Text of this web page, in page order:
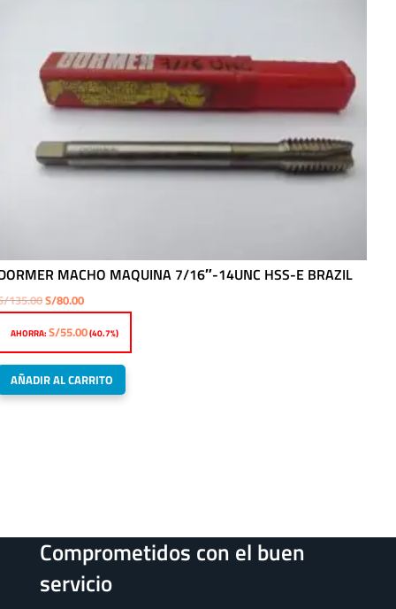
MACHO MAQUINA 7/16″-14UNC HSS-E BRAZIL
135.00El
era:
S/135.00.
S/80.00El
es:
S/80.00.
AHORRA:S/55.00(40.7%)
AÑADIR AL CARRITO
Comprometidos con el buen
servicio